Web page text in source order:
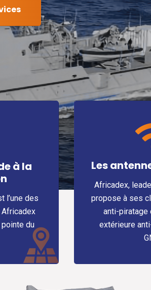
Les antennes GPS / GNSS
Africadex, leader dans le domaine,
propose à ses clients des antennes
anti-piratage et des antennes
extérieure anti-brouillage GPS /